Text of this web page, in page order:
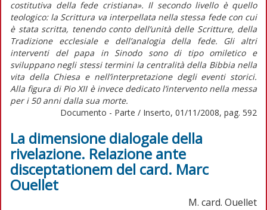
costitutiva della fede cristiana». Il secondo livello è quello
teologico: la Scrittura va interpellata nella stessa fede con cui
è stata scritta, tenendo conto dell’unità delle Scritture, della
Tradizione ecclesiale e dell’analogia della fede. Gli altri
interventi del papa in Sinodo sono di tipo omiletico e
sviluppano negli stessi termini la centralità della Bibbia nella
vita della Chiesa e nell’interpretazione degli eventi storici.
Alla figura di Pio XII è invece dedicato l’intervento nella messa
per i 50 anni dalla sua morte.
Documento - Parte / Inserto, 01/11/2008, pag. 592
La dimensione dialogale della
rivelazione. Relazione ante
disceptationem del card. Marc
Ouellet
M. card. Ouellet